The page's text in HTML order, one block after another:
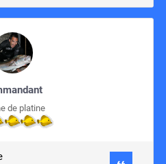
de platine